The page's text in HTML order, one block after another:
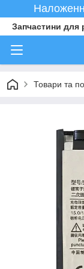
Запчастини для
Товари та